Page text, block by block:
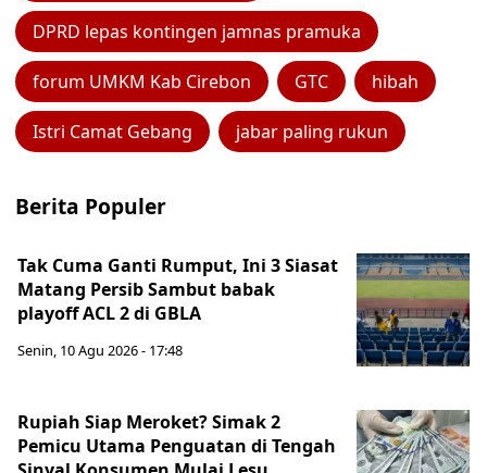
DPRD lepas kontingen jamnas pramuka
forum UMKM Kab Cirebon GTC hibah
Istri Camat Gebang jabar paling rukun
Berita Populer
Tak Cuma Ganti Rumput, Ini 3 Siasat
Matang Persib Sambut babak
playoff ACL 2 di GBLA
Senin, 10 Agu 2026 - 17:48
Rupiah Siap Meroket? Simak 2
Pemicu Utama Penguatan di Tengah